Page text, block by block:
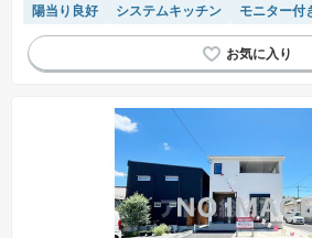
陽当り良好
システムキッチン モニター付